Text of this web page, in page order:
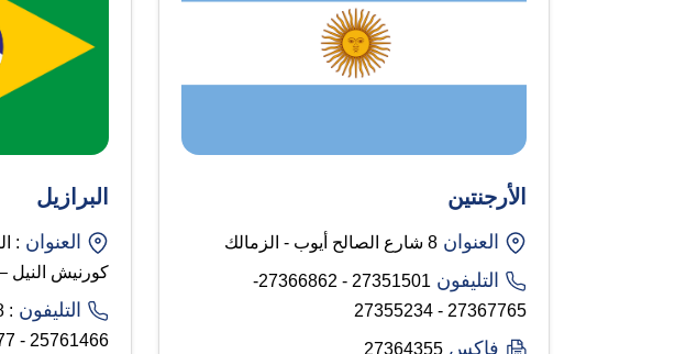
الأرجنتين
العنوان 8 شارع الصالح أيوب - الزمالك
التليفون
27351501 - 27366862-
27367765 - 27355234
فاكس 27364355
البرازيل
العنوان :
كورنيش النيل
التليفون
25761466 - 25756877